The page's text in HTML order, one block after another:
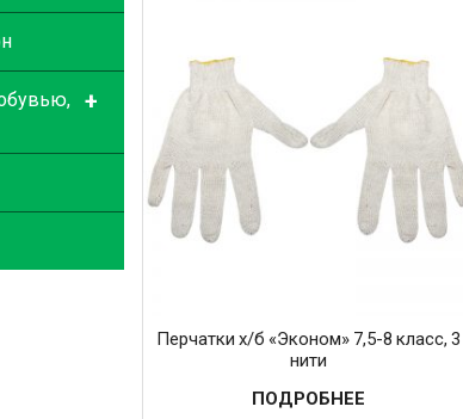
Перчатки х/б «Эконом» 7,5-8 класс, 3
нити
ПОДРОБНЕЕ
+